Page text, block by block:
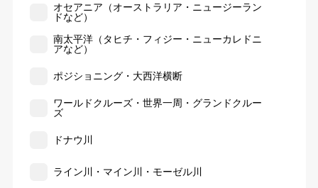
オセアニア（オーストラリア・ニュージーラン
ドなど）
南太平洋（タヒチ・フィジー・ニューカレドニ
アなど）
ポジショニング・大西洋横断
ワールドクルーズ・世界一周・グランドクルー
ズ
ドナウ川
ライン川・マイン川・モーゼル川